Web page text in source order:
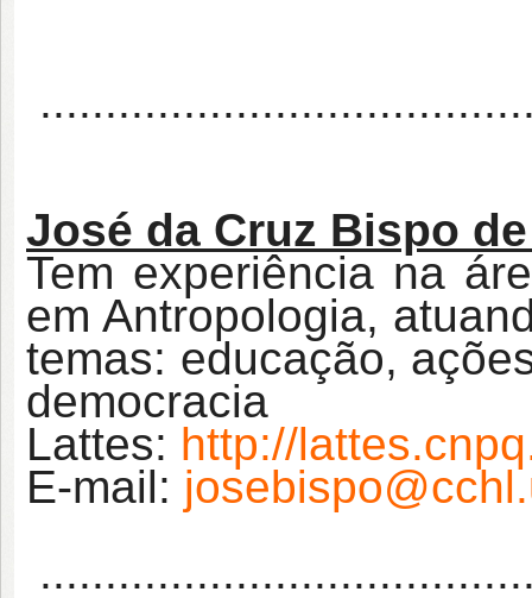
José da Cruz Bispo
Tem experiência na
em Antropologia,
temas: educação,
democracia
Lattes: http://
E-mail: